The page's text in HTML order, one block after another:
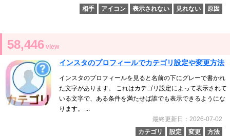
相手
アイコン 表示されない 見れない 原因
58,446 view
インスタのプロフィールでカテゴリ設定や変更方法
インスタのプロフィールを見ると名前の下にグレーで書かれ
た文字があります。 これはカテゴリ設定によって表示されて
いる文字で、ある条件を満たせば誰でも表示できるようにな
ります。 ...
最終更新日：2026-07-02
カテゴリ
設定 変更 方法